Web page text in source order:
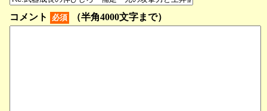
コメント 必須 （半角4000文字まで）